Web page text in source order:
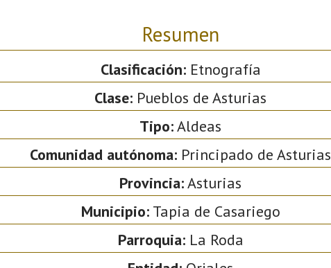
Resumen
Clasificación:Etnografía
Clase: Pueblos de Asturias
Tipo:Aldeas
Comunidad autónoma: Principado de Asturias
Provincia:Asturias
Municipio:Tapia de Casariego
Parroquia:La Roda